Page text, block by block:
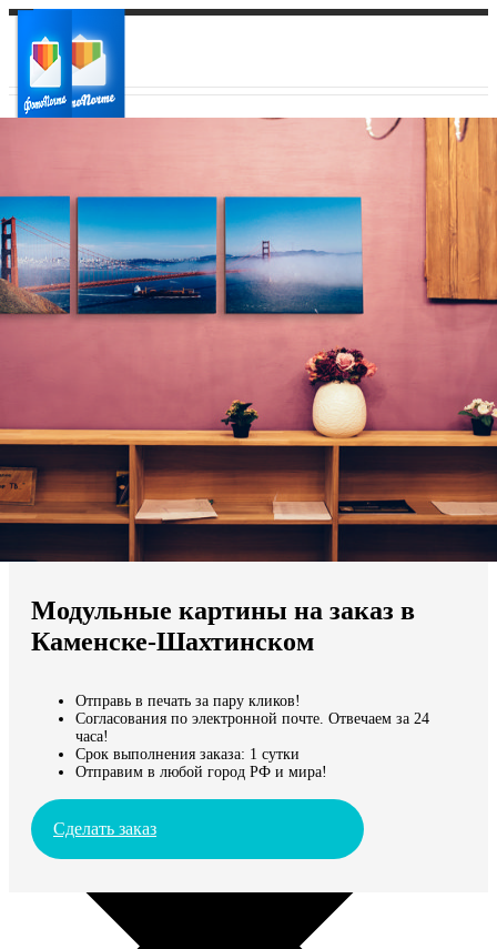
Ваш город:
Ваш регион доставки
Выберите из списка:
Мы доставляем по всему миру
Продолжить без города
Модульные картины на заказ в
Каменске-Шахтинском
Отправь в печать за пару кликов!
Согласования по электронной почте. Отвечаем за 24
часа!
Срок выполнения заказа: 1 сутки
Отправим в любой город РФ и мира!
Сделать заказ